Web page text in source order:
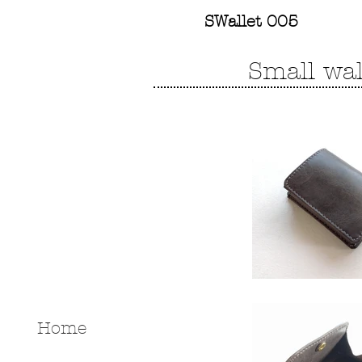
Home
SWallet 005
Small